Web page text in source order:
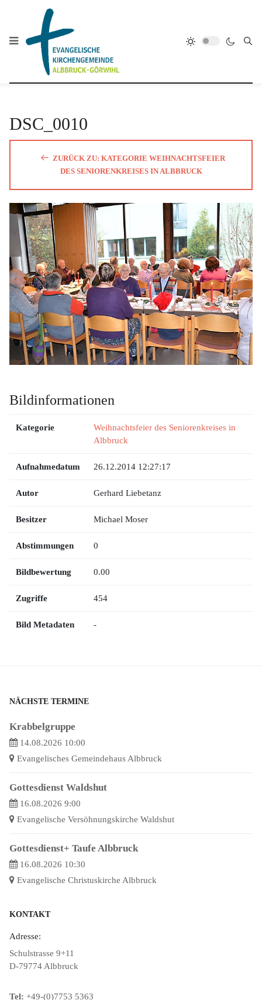
DSC_0010
ZURÜCK ZU: KATEGORIE WEIHNACHTSFEIER
DES SENIORENKREISES IN ALBBRUCK
Bildinformationen
Kategorie
Weihnachtsfeier des Seniorenkreises in
Albbruck
Aufnahmedatum 26.12.2014 12:27:17
Autor Gerhard Liebetanz
Besitzer Michael Moser
Abstimmungen 0
Bildbewertung 0.00
Zugriffe 454
Bild Metadaten -
NÄCHSTE TERMINE
Krabbelgruppe
14.08.2026 10:00
Evangelisches Gemeindehaus Albbruck
Gottesdienst Waldshut
16.08.2026 9:00
Evangelische Versöhnungskirche Waldshut
Gottesdienst+ Taufe Albbruck
16.08.2026 10:30
Evangelische Christuskirche Albbruck
KONTAKT
Adresse:
Schulstrasse 9+11
D-79774 Albbruck
Tel: +49-(0)7753 5363